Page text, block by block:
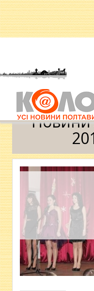
Головна » 2014 рік
Новини